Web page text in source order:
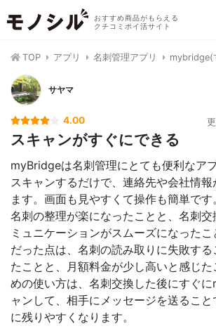
おすすめ商品がもらえる
クチコミポイ活サイト
TOP アプリ 名刺管理アプリ mybridge(
サヤマ
4.00
スキャンがすぐにできる
myBridgeは名刺管理にとても便利なア
スキャンするだけで、連絡先や会社情
ます。画面も見やすくて操作も簡単です
名刺の整理が楽になったことと、名刺交
ミュニケーションがスムーズになった
だった点は、名刺の読み取りに失敗す
たことと、月額料金が少し高いと感じ
めの使い方は、名刺交換した後にすぐ
ャンして、相手にメッセージを送るこ
に残りやすくなります。